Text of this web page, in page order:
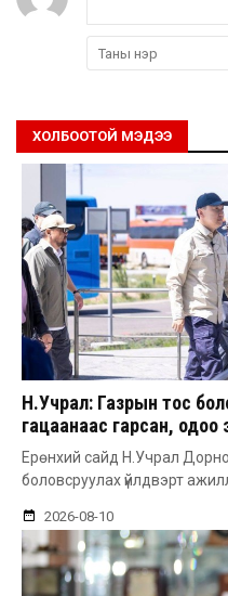
ХОЛБООТОЙ МЭДЭЭ
Н.Учрал: Газрын тос
гацаанаас гарсан, одоо
Ерөнхий сайд Н.Учрал
боловсруулах үйлдвэрт
2026-08-10